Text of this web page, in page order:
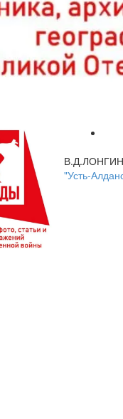
"Усть-